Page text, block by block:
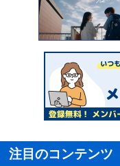
注目のコンテンツ